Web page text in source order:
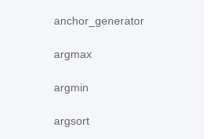
anchor_generator
argmax
argmin
argsort